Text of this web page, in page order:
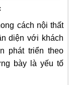
cách nội thất
diện với khách
phát triển theo
bày là yếu tố